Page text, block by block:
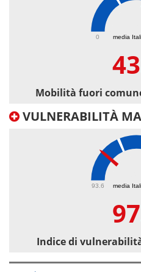
media
0
Mobilità fuori
VULNERABILITÀ
media
93.6
Indice di